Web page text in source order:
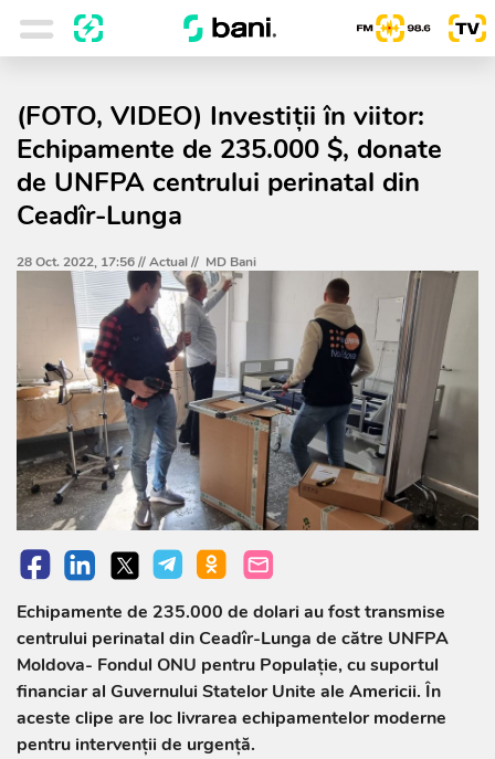
(FOTO, VIDEO) Investiții în viitor:
Echipamente de 235.000 $, donate
de UNFPA centrului perinatal din
Ceadîr-Lunga
28 Oct. 2022, 17:56 //Actual// MD Bani
Echipamente de 235.000 de dolari au fost transmise
centrului perinatal din Ceadîr-Lunga de către UNFPA
Moldova- Fondul ONU pentru Populație, cu suportul
financiar al Guvernului Statelor Unite ale Americii. În
aceste clipe are loc livrarea echipamentelor moderne
pentru intervenții de urgență.